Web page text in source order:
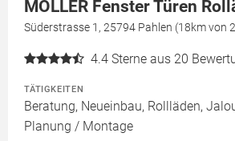
MÖLLER Fenster Türen
Süderstrasse 1, 25794 Pahlen (18km von
4.4 Sterne aus 20
TÄTIGKEITEN
Beratung, Neueinbau, Rollläden,
Planung / Montage